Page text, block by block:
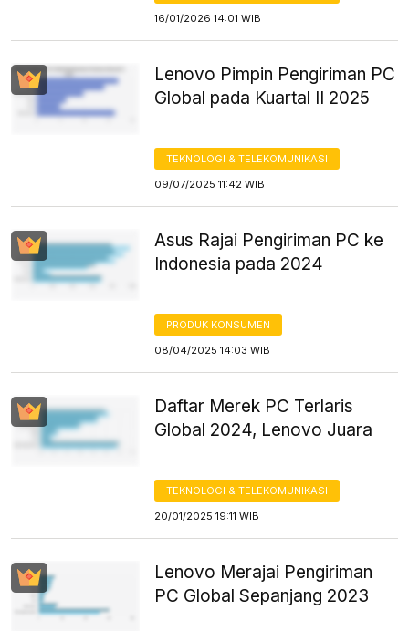
16/01/2026 14:01 WIB
Lenovo Pimpin Pengiriman PC
Global pada Kuartal II 2025
TEKNOLOGI & TELEKOMUNIKASI
09/07/2025 11:42 WIB
Asus Rajai Pengiriman PC ke
Indonesia pada 2024
PRODUK KONSUMEN
08/04/2025 14:03 WIB
Daftar Merek PC Terlaris
Global 2024, Lenovo Juara
TEKNOLOGI & TELEKOMUNIKASI
20/01/2025 19:11 WIB
Lenovo Merajai Pengiriman
PC Global Sepanjang 2023